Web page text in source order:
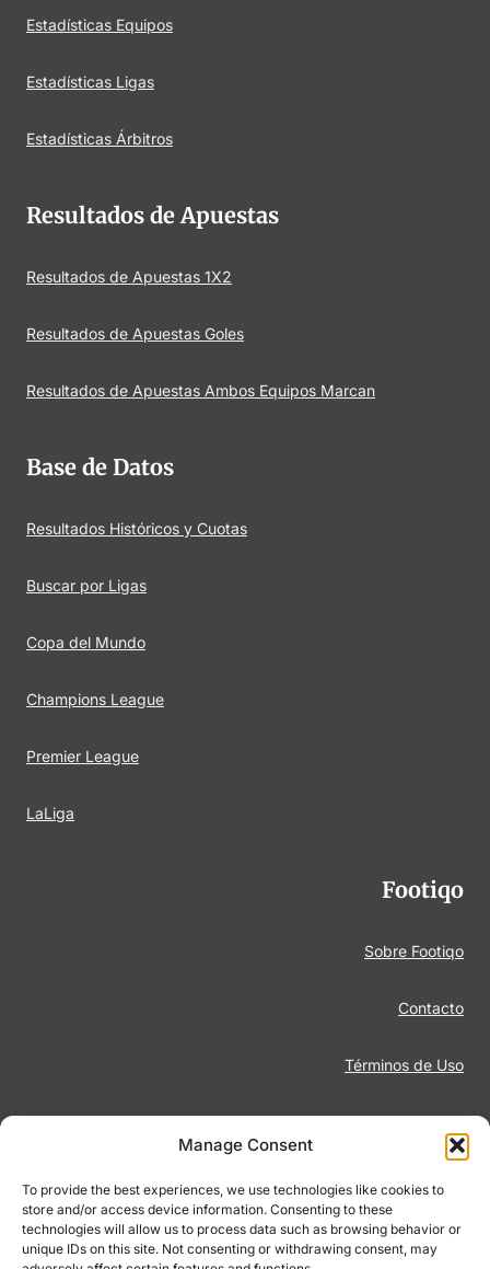
Manage Consent
To provide the best experiences, we use technologies like cookies to
store and/or access device information. Consenting to these
technologies will allow us to process data such as browsing behavior or
unique IDs on this site. Not consenting or withdrawing consent, may
Estadísticas Equipos
Estadísticas Ligas
Estadísticas Árbitros
Resultados de Apuestas
Resultados de Apuestas 1X2
Resultados de Apuestas Goles
Resultados de Apuestas Ambos Equipos Marcan
Base de Datos
Resultados Históricos y Cuotas
Buscar por Ligas
Copa del Mundo
Champions League
Premier League
LaLiga
Footiqo
Sobre Footiqo
Contacto
Términos de Uso
Aviso Legal
Juego Responsable